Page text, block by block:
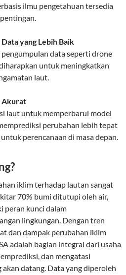
ilmu pengetahuan tersedia
yang Lebih Baik
data seperti drone
untuk meningkatkan
laut.
Akurat
laut untuk memperbarui model
perubahan lebih tepat
perencanaan di masa depan.
iklim terhadap lautan sangat
70% bumi ditutupi oleh air,
peran kunci dalam
lingkungan. Dengan tren
dan dampak perubahan iklim
adalah bagian integral dari usaha
dan mengatasi
datang. Data yang diperoleh